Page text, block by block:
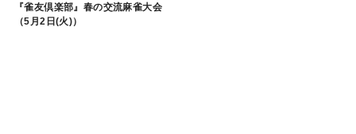
『雀友倶楽部』春の交流麻雀大会
（5月2日(火)）